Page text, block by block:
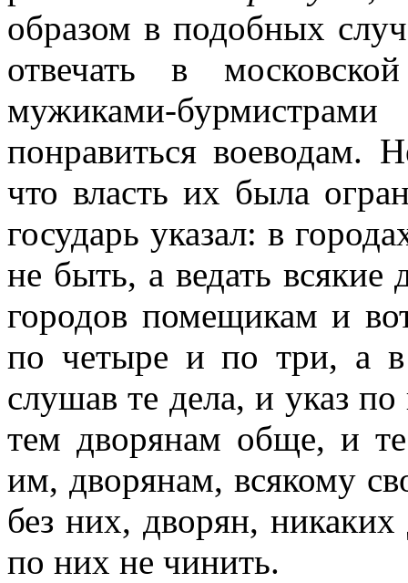
образом в подобных
отвечать в
мужиками-
понравиться воеводам.
что власть их была
государь указал: в
не быть, а ведать всякие
городов помещикам и
по четыре и по три, а
слушав те дела, и указ
тем дворянам обще, и
им, дворянам, всякому
без них, дворян, никаких
по них не чинить.